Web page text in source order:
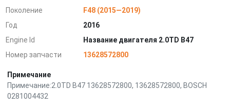
Поколение
F48 (2015—2019)
Год
2016
Engine Id
Название двигателя 2.0TD B47
Номер запчасти
13628572800
Примечание
Примечание:2.0TD B47 13628572800, 13628572800, BOSCH
0281004432